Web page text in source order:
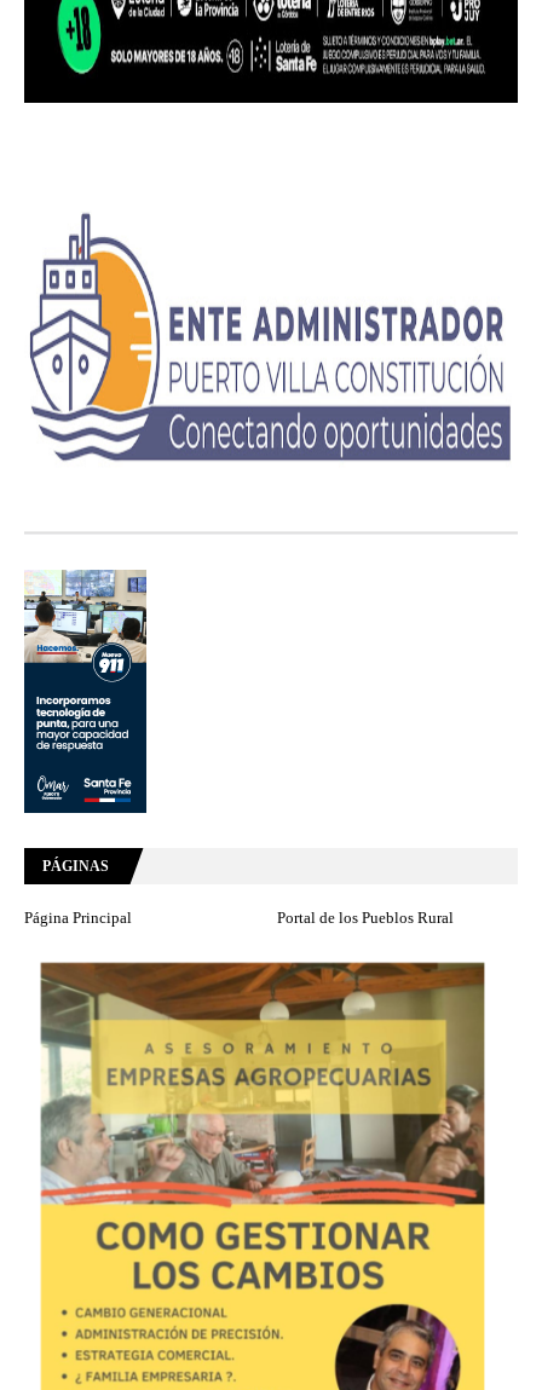
PÁGINAS
Página Principal Portal de los Pueblos Rural